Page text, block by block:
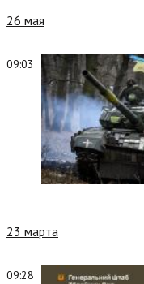
26 мая
09:03
23 марта
09:28